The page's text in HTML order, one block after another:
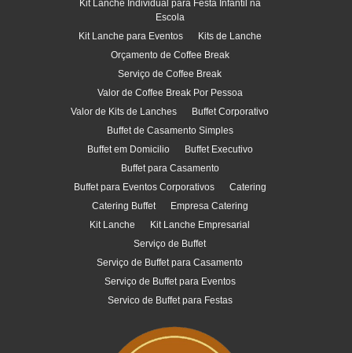
Kit Lanche Individual para Festa Infantil na
Escola
Kit Lanche para Eventos
Kits de Lanche
Orçamento de Coffee Break
Serviço de Coffee Break
Valor de Coffee Break Por Pessoa
Valor de Kits de Lanches
Buffet Corporativo
Buffet de Casamento Simples
Buffet em Domicilio
Buffet Executivo
Buffet para Casamento
Buffet para Eventos Corporativos
Catering
Catering Buffet
Empresa Catering
Kit Lanche
Kit Lanche Empresarial
Serviço de Buffet
Serviço de Buffet para Casamento
Serviço de Buffet para Eventos
Servico de Buffet para Festas